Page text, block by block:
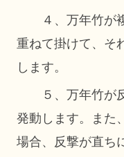
４、万年竹が複
重ねて掛けて、そ
します。
５、万年竹が反
発動します。また
場合、反撃が直ち